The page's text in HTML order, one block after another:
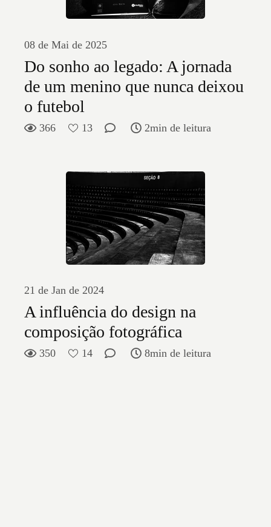
08 de Mai de 2025
Do sonho ao legado: A jornada
de um menino que nunca deixou
o futebol
366 13 2min de leitura
21 de Jan de 2024
A influência do design na
composição fotográfica
350 14 8min de leitura